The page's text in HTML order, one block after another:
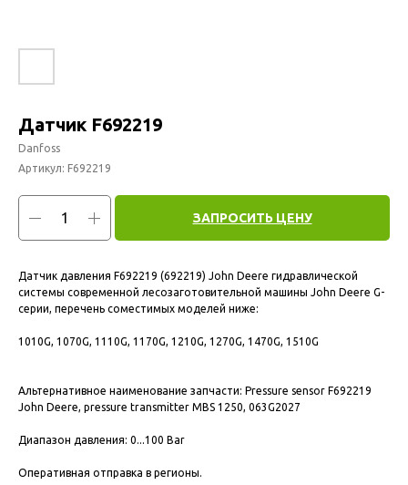
Датчик F692219
Danfoss
Артикул: F692219
ЗАПРОСИТЬ ЦЕНУ
Датчик давления F692219 (692219) John Deere гидравлической
системы современной лесозаготовительной машины John Deere G-
серии, перечень соместимых моделей ниже:
1010G, 1070G, 1110G, 1170G, 1210G, 1270G, 1470G, 1510G
Альтернативное наименование запчасти: Pressure sensor F692219
John Deere, pressure transmitter MBS 1250, 063G2027
Диапазон давления: 0...100 Bar
Оперативная отправка в регионы.